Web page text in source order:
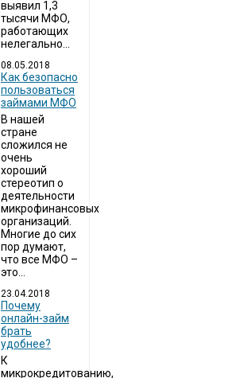
выявил 1,3
тысячи МФО,
работающих
нелегально...
08.05.2018
Как безопасно
пользоваться
займами МФО
В нашей
стране
сложился не
очень
хороший
стереотип о
деятельности
микрофинансовых
организаций.
Многие до сих
пор думают,
что все МФО –
это...
23.04.2018
Почему
онлайн-займ
брать
удобнее?
К
микрокредитованию,